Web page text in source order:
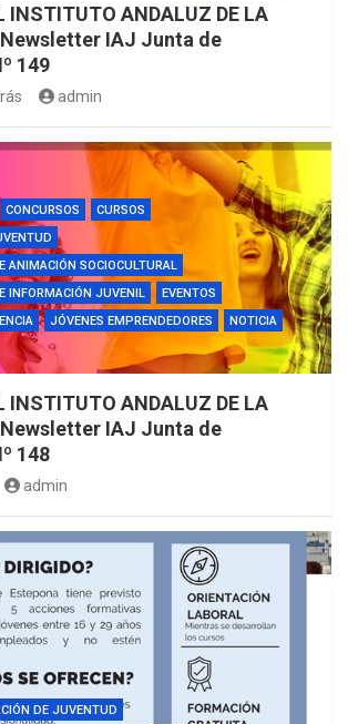
INSTITUTO ANDALUZ DE LA
IAJ Junta de
149
admin
CONCURSOS
CURSOS
ANIMACIÓN SOCIOCULTURAL
INFORMACIÓN JUVENIL
EVENTOS
JÓVENES EMPRENDEDORES
NOTICIA
INSTITUTO ANDALUZ DE LA
IAJ Junta de
148
admin
DE JUVENTUD